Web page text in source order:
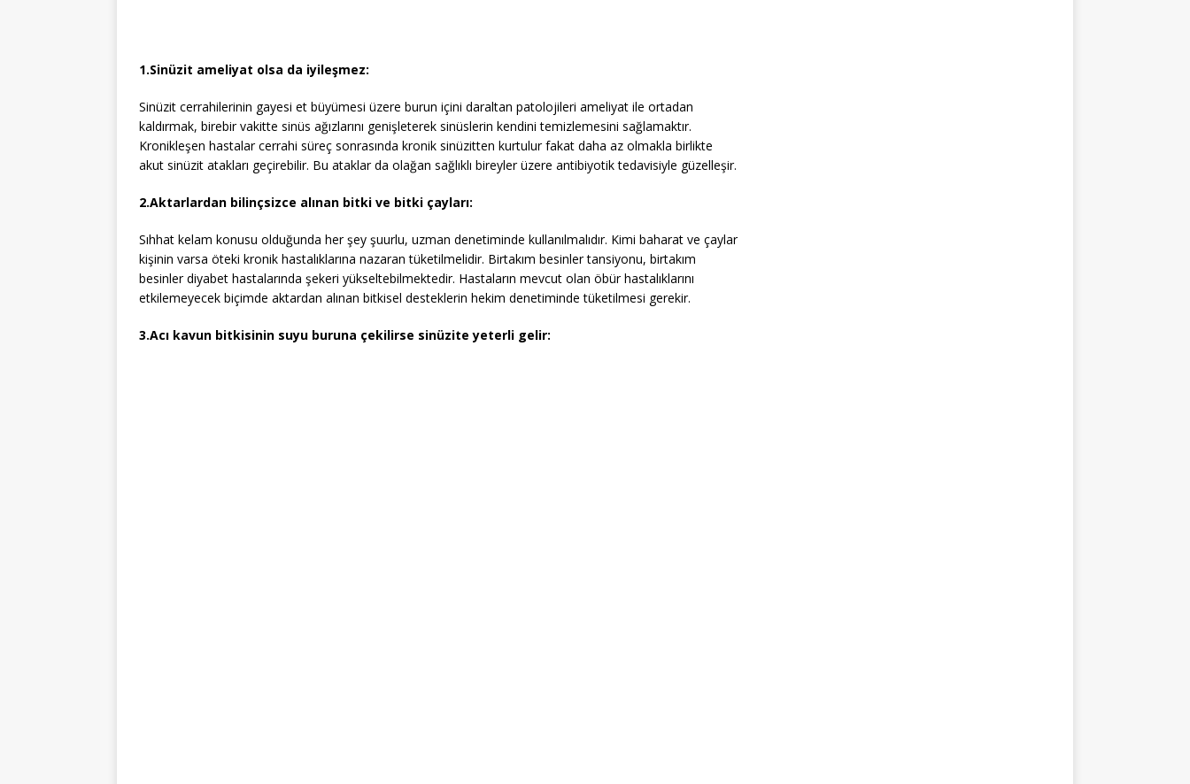
1.Sinüzit ameliyat olsa da iyileşmez:
Sinüzit cerrahilerinin gayesi et büyümesi üzere burun içini daraltan patolojileri ameliyat ile ortadan
kaldırmak, birebir vakitte sinüs ağızlarını genişleterek sinüslerin kendini temizlemesini sağlamaktır.
Kronikleşen hastalar cerrahi süreç sonrasında kronik sinüzitten kurtulur fakat daha az olmakla birlikte
akut sinüzit atakları geçirebilir. Bu ataklar da olağan sağlıklı bireyler üzere antibiyotik tedavisiyle güzelleşir.
2.Aktarlardan bilinçsizce alınan bitki ve bitki çayları:
Sıhhat kelam konusu olduğunda her şey şuurlu, uzman denetiminde kullanılmalıdır. Kimi baharat ve çaylar
kişinin varsa öteki kronik hastalıklarına nazaran tüketilmelidir. Birtakım besinler tansiyonu, birtakım
besinler diyabet hastalarında şekeri yükseltebilmektedir. Hastaların mevcut olan öbür hastalıklarını
etkilemeyecek biçimde aktardan alınan bitkisel desteklerin hekim denetiminde tüketilmesi gerekir.
3.Acı kavun bitkisinin suyu buruna çekilirse sinüzite yeterli gelir: